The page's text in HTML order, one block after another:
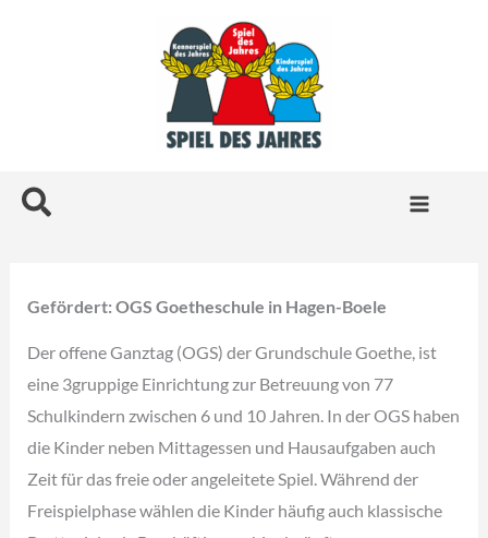
Suchen
Gefördert: OGS Goetheschule in Hagen-Boele
Der offene Ganztag (OGS) der Grundschule Goethe, ist
eine 3gruppige Einrichtung zur Betreuung von 77
Schulkindern zwischen 6 und 10 Jahren. In der OGS haben
die Kinder neben Mittagessen und Hausaufgaben auch
Zeit für das freie oder angeleitete Spiel. Während der
Freispielphase wählen die Kinder häufig auch klassische